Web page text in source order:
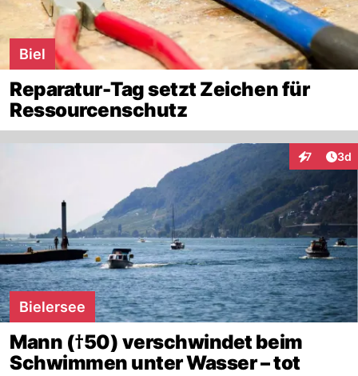
Biel
Reparatur-Tag setzt Zeichen für
Ressourcenschutz
7 3d
Bielersee
Mann (†50) verschwindet beim
Schwimmen unter Wasser – tot